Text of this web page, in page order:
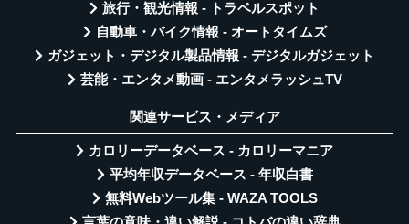
旅行・観光情報 - トラベルスポット
自動車・バイク情報 - オートタイムズ
ガジェット・デジタル製品情報 - デジタルガジェット
芸能・エンタメ動画 - エンタメラッシュTV
関連サービス・メディア
カロリーデータベース - カロリーマニア
平均年収データベース - 年収白書
無料Webツール集 - WAZA TOOLS